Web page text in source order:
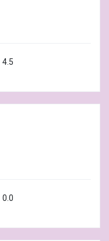
4.5
0.0